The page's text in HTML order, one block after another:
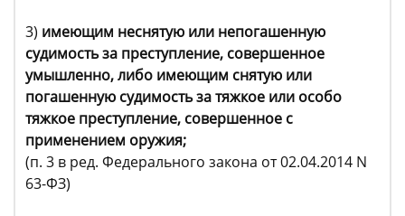
3) имеющим неснятую или непогашенную
судимость за преступление, совершенное
умышленно, либо имеющим снятую или
погашенную судимость за тяжкое или особо
тяжкое преступление, совершенное с
применением оружия;
(п. 3 в ред. Федерального закона от 02.04.2014 N
63-ФЗ)